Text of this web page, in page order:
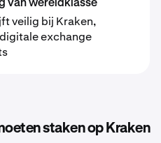
van wereldklasse
veilig bij Kraken,
exchange
staken op Kraken